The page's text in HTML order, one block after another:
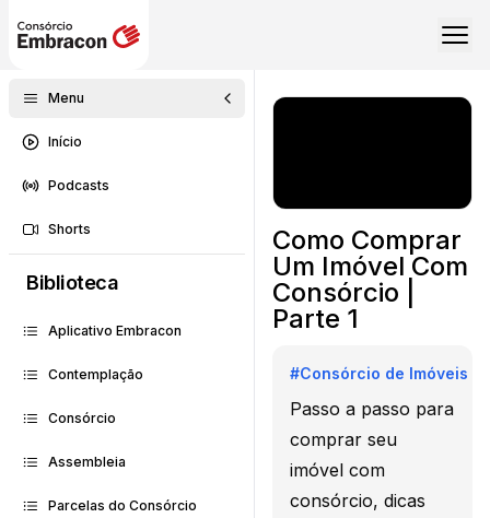
Menu
Início
Podcasts
Shorts
Biblioteca
Aplicativo Embracon
Contemplação
Consórcio
Assembleia
Parcelas do Consórcio
Como Comprar
Um Imóvel Com
Consórcio |
Parte 1
#Consórcio de Imóveis
Passo a passo para
comprar seu
imóvel com
consórcio, dicas